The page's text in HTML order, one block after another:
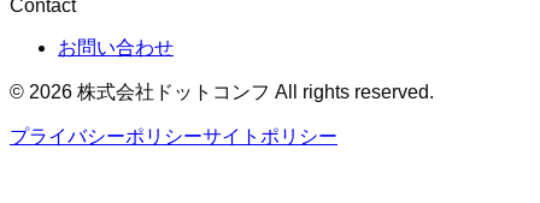
Contact
お問い合わせ
© 2026 株式会社ドットコンフ All rights reserved.
プライバシーポリシーサイトポリシー